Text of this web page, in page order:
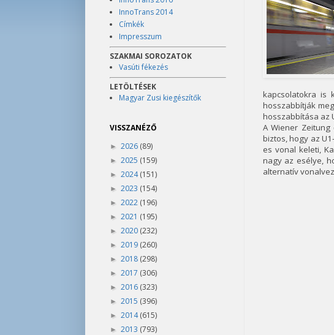
kapcsolatokra is
hosszabbítják
hosszabbítása az
A Wiener
biztos, hogy az
es vonal keleti,
nagy az esélye,
alternatív
InnoTrans 2014
Címkék
Impresszum
SZAKMAI SOROZATOK
Vasúti fékezés
LETÖLTÉSEK
Magyar Zusi kiegészítők
VISSZANÉZŐ
► 2026 (89)
► 2025 (159)
► 2024(151)
► 2023 (154)
► 2022 (196)
► 2021 (195)
► 2020 (232)
► 2019 (260)
► 2018 (298)
► 2017 (306)
► 2016 (323)
► 2015 (396)
► 2014(615)
► 2013 (793)